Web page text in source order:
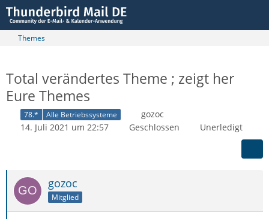
Themes
Total verändertes Theme ; zeigt her
Eure Themes
78.* Alle Betriebssysteme
gozoc
14. Juli 2021 um 22:57
Geschlossen Unerledigt
gozoc
Mitglied